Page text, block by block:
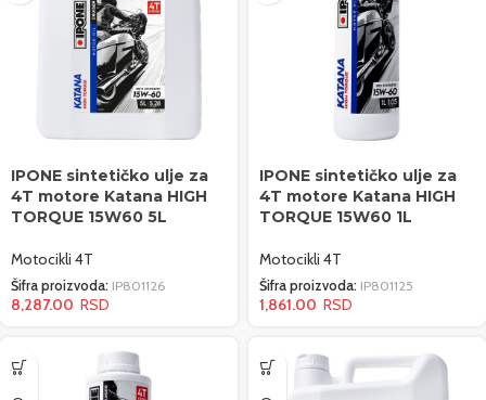
IPONE sintetičko ulje za
4T motore Katana HIGH
TORQUE 15W60 5L
Motocikli 4T
Šifra proizvoda: IP801126
8,287.00
IPONE sintetičko ulje za
4T motore Katana HIGH
TORQUE 15W60 1L
Motocikli 4T
Šifra proizvoda: IP801125
1,861.00